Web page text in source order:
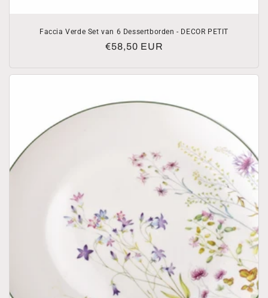
Faccia Verde Set van 6 Dessertborden - DECOR PETIT
Normale
€58,50 EUR